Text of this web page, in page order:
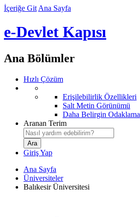
İçeriğe Git Ana Sayfa
e-Devlet Kapısı
Ana Bölümler
Hızlı Çözüm
Erişilebilirlik Özellikleri
Salt Metin Görünümü
Daha Belirgin Odaklama
Aranan Terim
Giriş Yap
Ana Sayfa
Üniversiteler
Balıkesir Üniversitesi